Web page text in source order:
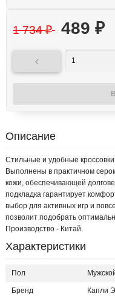
1 734₽ 489 ₽

Описание
Стильные и удобные
Выполнены в практичном
кожи, обеспечивающей
подкладка гарантирует
выбор для активных игр и
позволит подобрать
Производство - Китай.
Характеристики
Пол
Бренд Капли